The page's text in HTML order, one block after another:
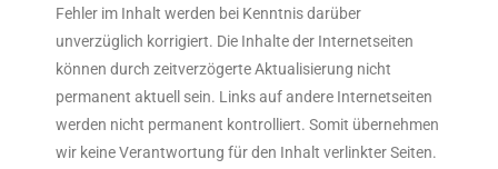
Fehler im Inhalt werden bei Kenntnis darüber
unverzüglich korrigiert. Die Inhalte der Internetseiten
können durch zeitverzögerte Aktualisierung nicht
permanent aktuell sein. Links auf andere Internetseiten
werden nicht permanent kontrolliert. Somit übernehmen
wir keine Verantwortung für den Inhalt verlinkter Seiten.